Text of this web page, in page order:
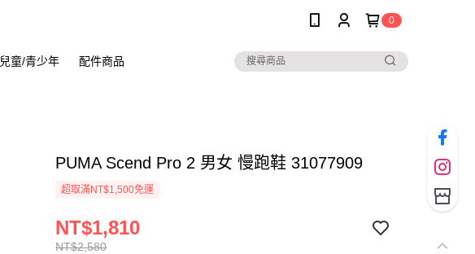
0
兒童/青少年 配件商品
PUMA Scend Pro 2 男女 慢跑鞋 31077909
超取滿NT$1,500免運
NT$2,580
NT$1,810